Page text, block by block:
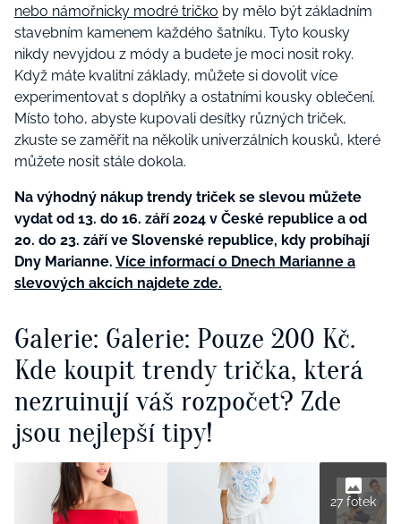
nebo námořnicky modré tričko by mělo být základním
stavebním kamenem každého šatníku. Tyto kousky
nikdy nevyjdou z módy a budete je moci nosit roky.
Když máte kvalitní základy, můžete si dovolit více
experimentovat s doplňky a ostatními kousky oblečení.
Místo toho, abyste kupovali desítky různých triček,
zkuste se zaměřit na několik univerzálních kousků, které
můžete nosit stále dokola.
Na výhodný nákup trendy triček se slevou můžete
vydat od 13. do 16. září 2024 v České republice a od
20. do 23. září ve Slovenské republice, kdy probíhají
Dny Marianne. Více informací o Dnech Marianne a
slevových akcích najdete zde.
Galerie: Galerie: Pouze 200 Kč.
Kde koupit trendy trička, která
nezruinují váš rozpočet? Zde
jsou nejlepší tipy!
27 fotek